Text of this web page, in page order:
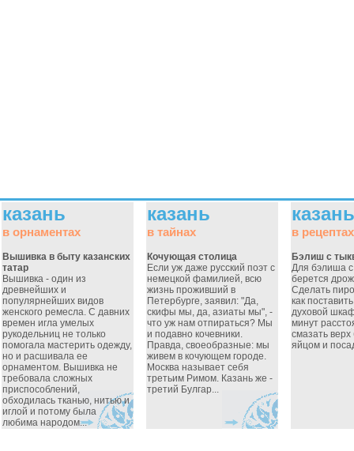
казань
в орнаментах
Вышивка в быту казанских
татар
Вышивка - один из
древнейших и
популярнейших видов
женского ремесла. С давних
времен игла умелых
рукодельниц не только
помогала мастерить одежду,
но и расшивала ее
орнаментом. Вышивка не
требовала сложных
приспособлений,
обходилась тканью, нитью и
иглой и потому была
любима народом...
казань
в тайнах
Кочующая столица
Если уж даже русский поэт с
немецкой фамилией, всю
жизнь проживший в
Петербурге, заявил: "Да,
скифы мы, да, азиаты мы", -
что уж нам отпираться? Мы
и подавно кочевники.
Правда, своеобразные: мы
живем в кочующем городе.
Москва называет себя
третьим Римом. Казань же -
третий Булгар...
казань
в рецептах
Бэлиш с
Для бэлиша с
берется
Сделать
как
духовой
минут
смазать
яйцом и